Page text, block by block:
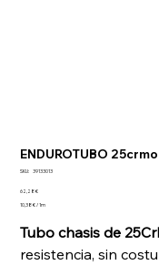
ENDUROTUBO
SKU:
SKU
39133013
Precio
62,28 €
10,38 €
1
Metro
10,38 € / 1m
Tubo chasis de
resistencia, sin